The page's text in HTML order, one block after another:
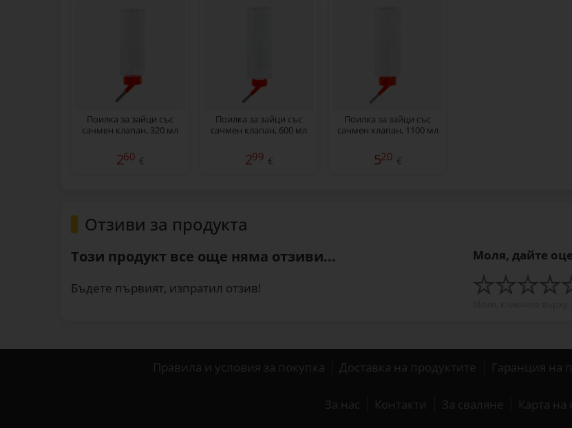
Поилка за зайци със
сачмен клапан, 320 мл
260 €
Поилка за зайци със
сачмен клапан, 600 мл
299 €
Поилка за зайци със
сачмен клапан, 1100 мл
520 €
Отзиви за продукта
Този продукт все още няма отзиви...
Бъдете първият, изпратил отзив!
Моля, дайте
Правила и условия за покупка Доставка на продуктите Гаранция на
За нас Контакти За сваляне Карта на